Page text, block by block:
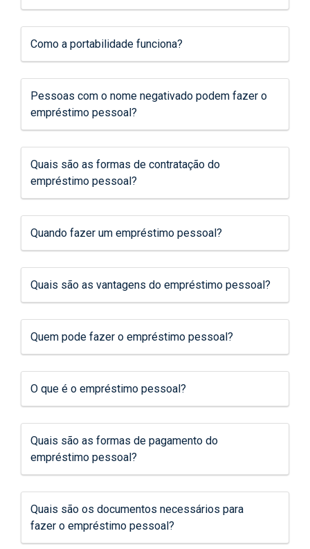
Como a portabilidade funciona?
Pessoas com o nome negativado podem fazer o
empréstimo pessoal?
Quais são as formas de contratação do
empréstimo pessoal?
Quando fazer um empréstimo pessoal?
Quais são as vantagens do empréstimo pessoal?
Quem pode fazer o empréstimo pessoal?
O que é o empréstimo pessoal?
Quais são as formas de pagamento do
empréstimo pessoal?
Quais são os documentos necessários para
fazer o empréstimo pessoal?